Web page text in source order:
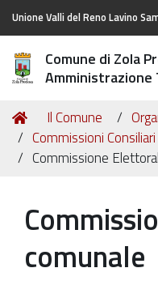
Unione Valli del Reno Lavino
Comune di Zola
Amministrazione
Tu
sei
qui:
Home
Il Comune
Commissioni Consiliari
Commissione
comunale